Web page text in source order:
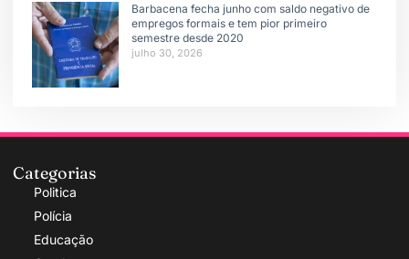
Barbacena fecha junho com saldo negativo de
empregos formais e tem pior primeiro
semestre desde 2020
julho 30, 2026
Categorias
Politica
Polícia
Educação